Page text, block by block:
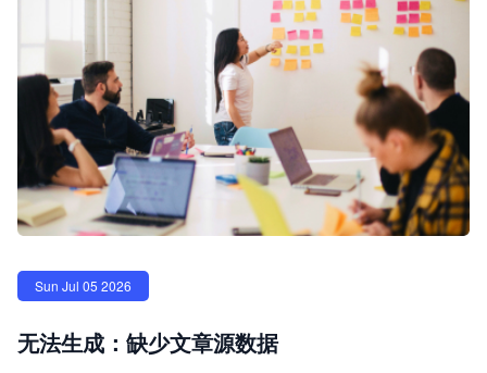
Sun Jul 05 2026
无法生成：缺少文章源数据